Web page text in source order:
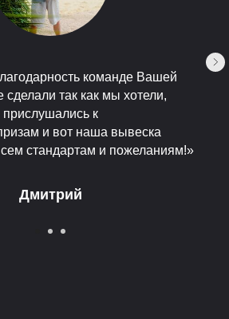
команде Вашей
так как мы хотели,
прислушались к
и вот наша вывеска
стандартам и пожеланиям!»
Дмитрий